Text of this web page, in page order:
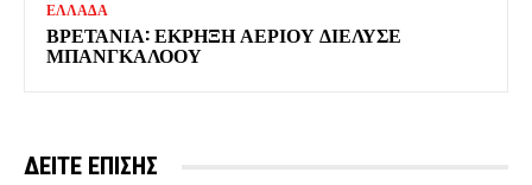
ΕΛΛΑΔΑ
ΒΡΕΤΑΝΙΑ: ΕΚΡΗΞΗ ΑΕΡΙΟΥ ΔΙΕΛΥΣΕ
ΜΠΑΝΓΚΑΛΟΟΥ
ΔΕΙΤΕ ΕΠΙΣΗΣ